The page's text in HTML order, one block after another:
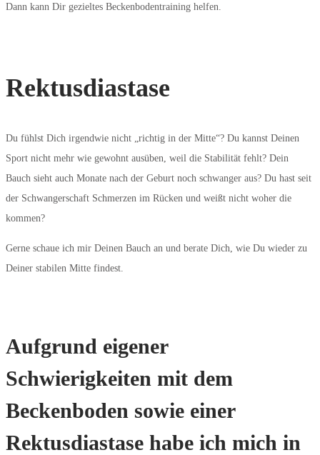
Dann kann Dir gezieltes Beckenbodentraining helfen.
Rektusdiastase
Du fühlst Dich irgendwie nicht „richtig in der Mitte“? Du kannst Deinen
Sport nicht mehr wie gewohnt ausüben, weil die Stabilität fehlt? Dein
Bauch sieht auch Monate nach der Geburt noch schwanger aus? Du hast seit
der Schwangerschaft Schmerzen im Rücken und weißt nicht woher die
kommen?
Gerne schaue ich mir Deinen Bauch an und berate Dich, wie Du wieder zu
Deiner stabilen Mitte findest.
Aufgrund eigener
Schwierigkeiten mit dem
Beckenboden sowie einer
Rektusdiastase habe ich mich in